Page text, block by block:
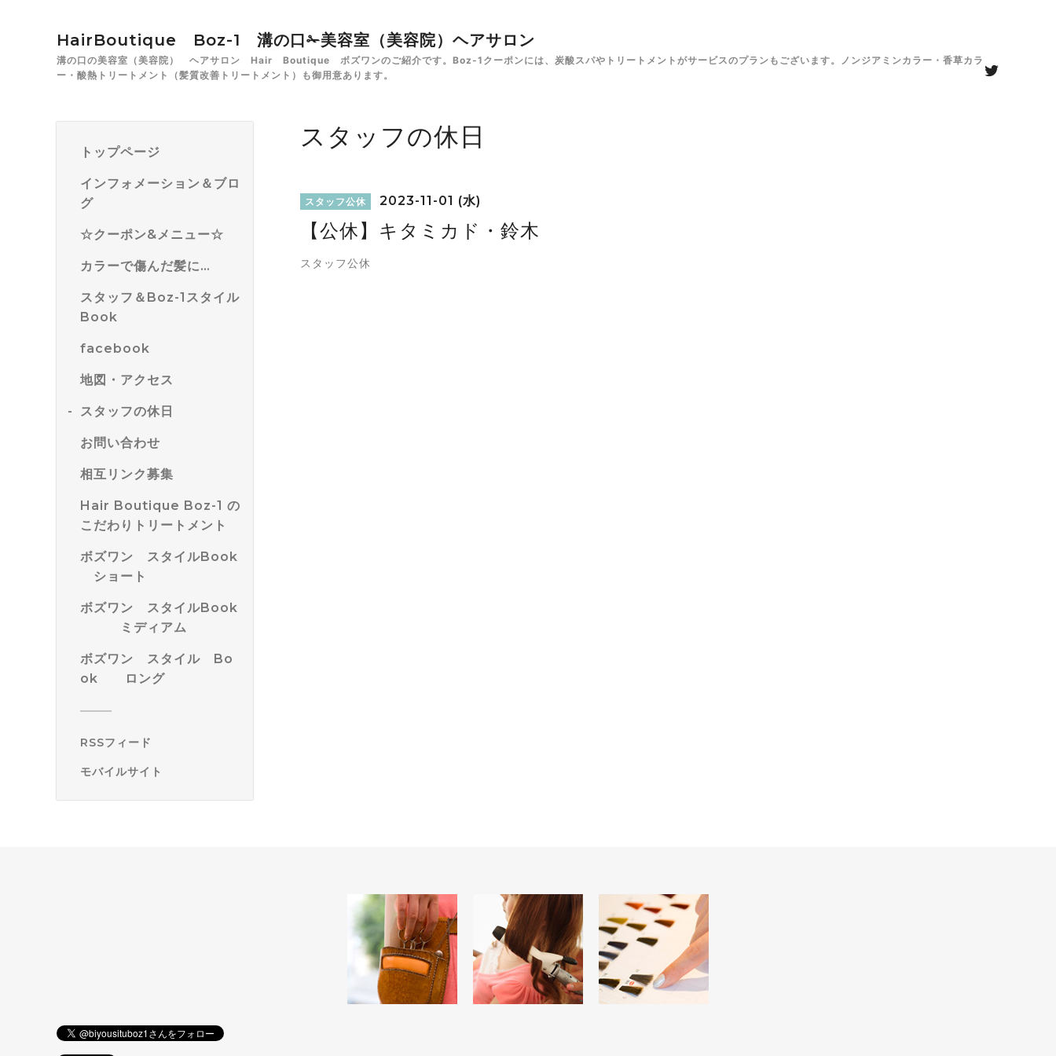
HairBoutique Boz-1 溝の口✁美容室（美容院）ヘアサロン
溝の口の美容室（美容院） ヘアサロン Hair Boutique ボズワンのご紹介です。Boz-1クーポンには、炭酸スパやトリートメントがサービスのプランもございます。ノンジアミンカラー・香草カラ
ー・酸熱トリートメント（髪質改善トリートメント）も御用意あります。
トップページ
インフォメーション＆ブロ
グ
☆クーポン&メニュー☆
カラーで傷んだ髪に…
スタッフ＆Boz-1スタイル
Book
facebook
地図・アクセス
スタッフの休日
お問い合わせ
相互リンク募集
Hair Boutique Boz-1 の
こだわりトリートメント
ボズワン スタイルBook
ショート
ボズワン スタイルBook
ミディアム
ボズワン スタイル Bo
ok ロング
RSSフィード
モバイルサイト
スタッフの休日
スタッフ公休 2023-11-01 (水)
【公休】キタミカド・鈴木
スタッフ公休